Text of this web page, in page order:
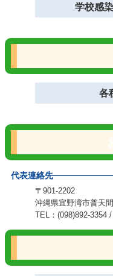
学校感
各
代表連絡先
〒901-2202
沖縄県宜野湾市普天
TEL：(098)892-3354